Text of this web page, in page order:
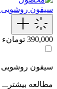
سیفون روشویی
390,000 تومانء
سیفون روشویی
مطالعه بیشتر...